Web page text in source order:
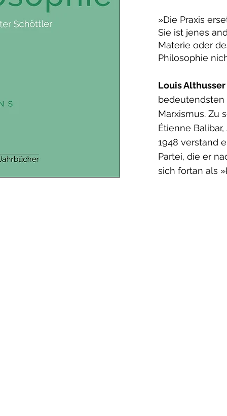
»Die Praxis
Sie ist jenes
Materie oder
Philosophie
Louis Althusser
bedeutendsten
Marxismus. Zu
Étienne
1948 verstand
Partei, die er
sich fortan als